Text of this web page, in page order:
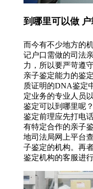
到哪里可以做
而今有不少地方的
记户口需做的司法
力，所以要严苛遵
亲子鉴定能力的鉴
质证明的DNA鉴定
定业务的专业人员
鉴定可以到哪里呢
鉴定前理应先打电
有特定合作的亲子
地司法局网上平台
子鉴定的机构。再
鉴定机构的客服进行